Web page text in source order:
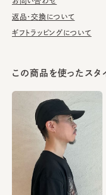
洗濯可能。洗うことによ
※サイズ調節紐付き（サ
ざいます。）
※手洗いの際は品質の記
素材
本体：ポリエ
部分：ポリエ
生産国 made in
返品・交換について
ギフトラッピングについて
この商品を使ったスタ